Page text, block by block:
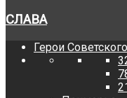
СЛАВА
Герои